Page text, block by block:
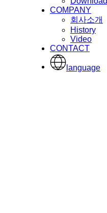
COMPANY
회사소개
History
Video
CONTACT
language